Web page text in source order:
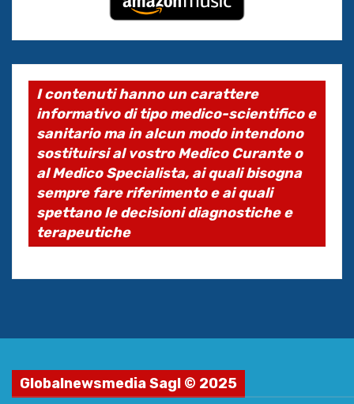
I contenuti hanno un carattere
informativo di tipo medico-scientifico e
sanitario ma in alcun modo intendono
sostituirsi al vostro Medico Curante o
al Medico Specialista, ai quali bisogna
sempre fare riferimento e ai quali
spettano le decisioni diagnostiche e
terapeutiche
Globalnewsmedia Sagl © 2025